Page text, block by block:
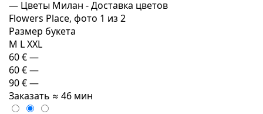
Размер букета
M LXXL
60 €—
60 €—
90 €—
Заказать ≈ 46 мин